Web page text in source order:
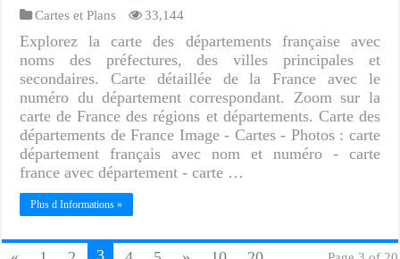
Cartes et Plans 33,144
Explorez la carte des départements française avec
noms des préfectures, des villes principales et
secondaires. Carte détaillée de la France avec le
numéro du département correspondant. Zoom sur la
carte de France des régions et départements. Carte des
départements de France Image - Cartes - Photos : carte
département français avec nom et numéro - carte
france avec département - carte …
Plus d Informations »